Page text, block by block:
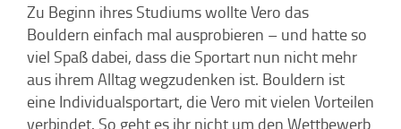
Zu Beginn ihres Studiums wollte Vero das
Bouldern einfach mal ausprobieren – und hatte so
viel Spaß dabei, dass die Sportart nun nicht mehr
aus ihrem Alltag wegzudenken ist. Bouldern ist
eine Individualsportart, die Vero mit vielen Vorteilen
verbindet. So geht es ihr nicht um den Wettbewerb